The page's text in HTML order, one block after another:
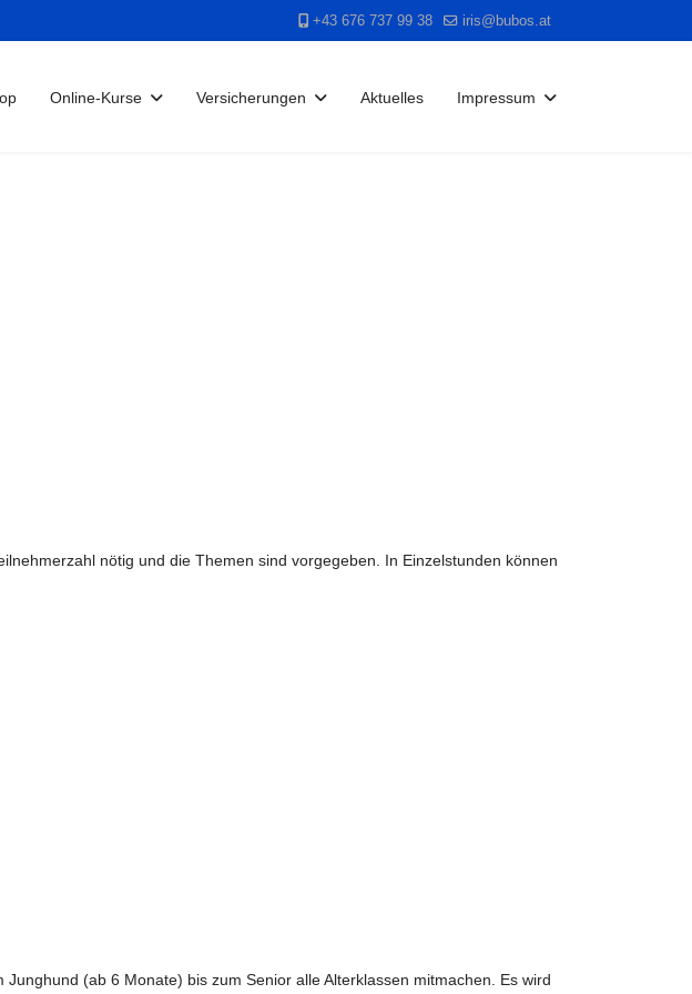
+43 676 737 99 38 iris@bubos.at
Online-Kurse Versicherungen Aktuelles Impressum
nötig und die Themen sind vorgegeben. In Einzelstunden können
(ab 6 Monate) bis zum Senior alle Alterklassen mitmachen. Es wird